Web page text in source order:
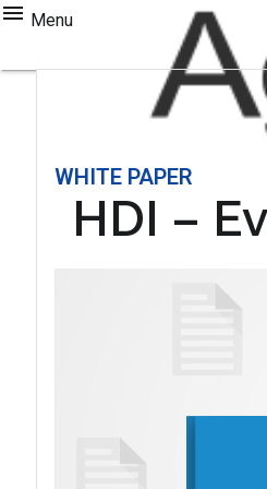
Menu
WHITE PAPER
HDI –